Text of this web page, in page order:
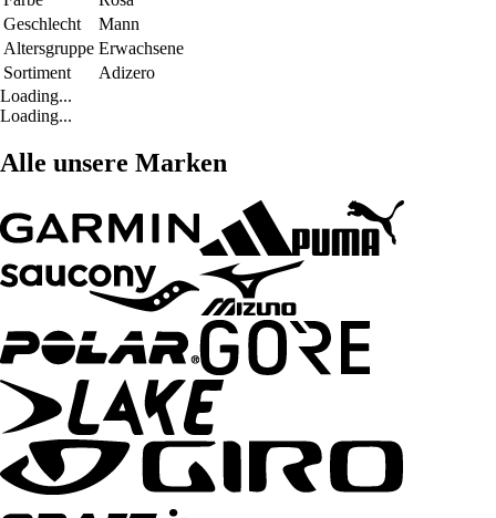
Geschlecht
Mann
Altersgruppe Erwachsene
Sortiment
Adizero
Loading...
Loading...
Alle unsere Marken